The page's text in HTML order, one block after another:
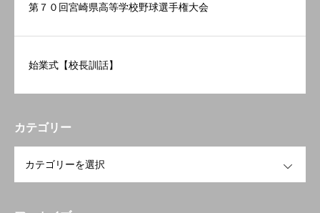
第７０回宮崎県高等学校野球選手権大会
始業式【校長訓話】
カテゴリー